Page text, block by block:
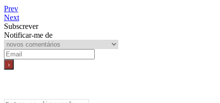
Prev
Next
Subscrever
Notificar-me de